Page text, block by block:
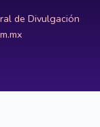
de Divulgación